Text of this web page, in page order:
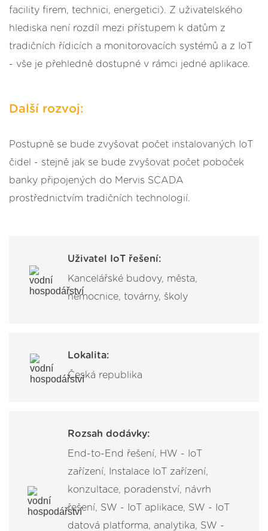
facility firem, technici, energetici). Z uživatelského
hlediska není rozdíl mezi přístupem k datům z
tradičních řídicích a monitorovacích systémů a z IoT
- vše je přehledně dostupné v rámci jedné aplikace.
Další rozvoj:
Postupně se bude zvyšovat počet instalovaných IoT
čidel - stejně jak se bude zvyšovat počet poboček
banky připojených do Mervis SCADA
prostřednictvím tradičních technologií.
Uživatel IoT řešení:
Kancelářské budovy, města,
nemocnice, továrny, školy
Lokalita:
Česká republika
Rozsah dodávky:
End-to-End řešení, HW - IoT
zařízení, Instalace IoT zařízení,
konzultace, poradenství, návrh
řešení, SW - IoT aplikace, SW - IoT
datová platforma, analytika, SW -